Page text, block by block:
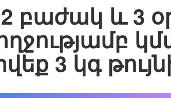
բաժակ և 3
3 կգ